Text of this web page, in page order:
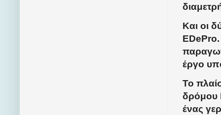
Και οι
έργο
Το
δρόμου
ένας